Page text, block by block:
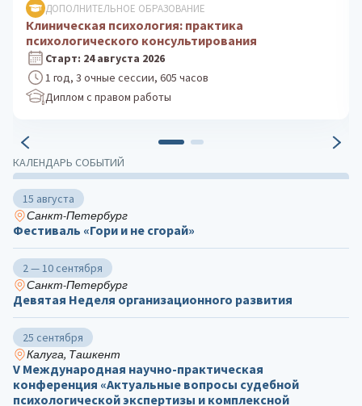
КАЛЕНДАРЬ СОБЫТИЙ
15 августа
Санкт-Петербург
Фестиваль «Гори и не сгорай»
2 — 10 сентября
Санкт-Петербург
Девятая Неделя организационного развития
25 сентября
Калуга, Ташкент
V Международная научно-практическая
конференция «Актуальные вопросы судебной
психологической экспертизы и комплексной
ДОПОЛНИТЕЛЬНОЕ ОБРАЗОВАНИЕ
Клиническая психология: практика
психологического консультирования
Старт: 24 августа 2026
1 год, 3 очные сессии, 605 часов
Диплом с правом работы